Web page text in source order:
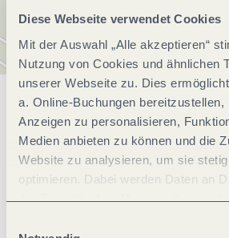
Diese Webseite verwendet Cookies
Mit der Auswahl „Alle akzeptieren“
Nutzung von Cookies und ähnlichen
unserer Webseite zu. Dies
a. Online-Buchungen bereitzustellen,
Anzeigen zu personalisieren,
Medien anbieten zu können und die
Website zu analysieren, um sie
optimieren. Dabei werden Daten an
der Europäischen Union
Allgemeine
Einrichtungen Betrieb